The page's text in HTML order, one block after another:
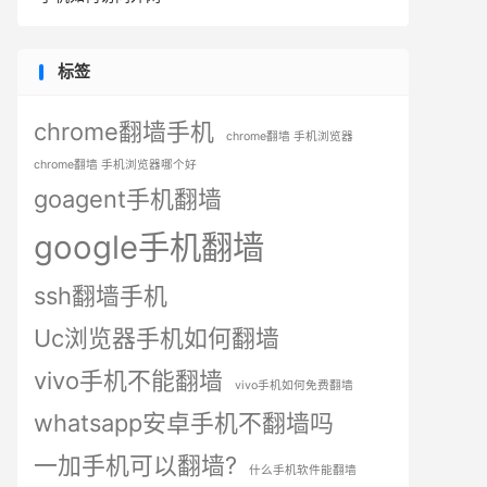
标签
chrome翻墙手机
chrome翻墙 手机浏览器
chrome翻墙 手机浏览器哪个好
goagent手机翻墙
google手机翻墙
ssh翻墙手机
Uc浏览器手机如何翻墙
vivo手机不能翻墙
vivo手机如何免费翻墙
whatsapp安卓手机不翻墙吗
一加手机可以翻墙?
什么手机软件能翻墙